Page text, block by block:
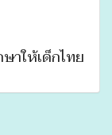
าให้เด็กไทย